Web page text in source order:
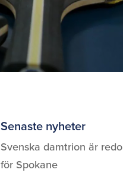
Senaste nyheter
Svenska damtrion är redo
för Spokane